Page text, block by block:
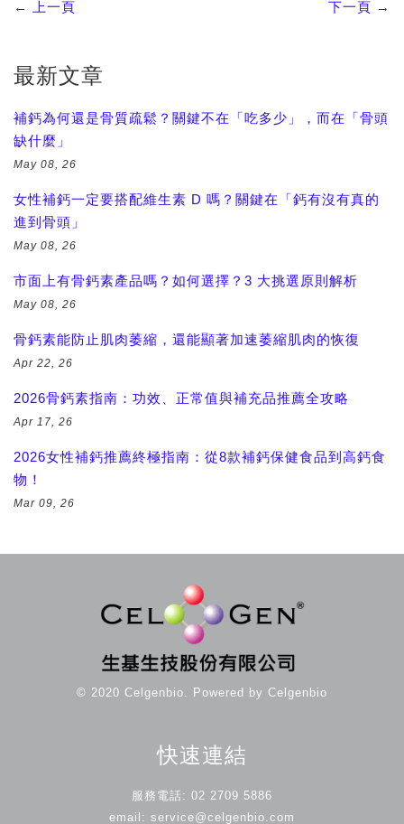
← 上一頁 下一頁 →
最新文章
補鈣為何還是骨質疏鬆？關鍵不在「吃多少」，而在「骨頭
缺什麼」
May 08, 26
女性補鈣一定要搭配維生素 D 嗎？關鍵在「鈣有沒有真的
進到骨頭」
May 08, 26
市面上有骨鈣素產品嗎？如何選擇？3 大挑選原則解析
May 08, 26
骨鈣素能防止肌肉萎縮，還能顯著加速萎縮肌肉的恢復
Apr 22, 26
2026骨鈣素指南：功效、正常值與補充品推薦全攻略
Apr 17, 26
2026女性補鈣推薦終極指南：從8款補鈣保健食品到高鈣食
物！
Mar 09, 26
© 2020 Celgenbio. Powered by Celgenbio
快速連結
服務電話: 02 2709 5886
email: service@celgenbio.com